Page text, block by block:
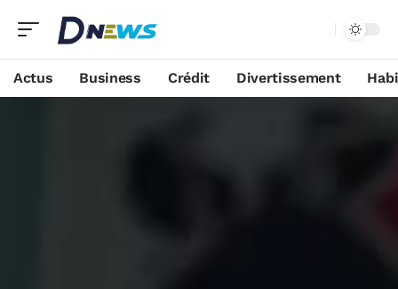
Actus Business Crédit Divertissement